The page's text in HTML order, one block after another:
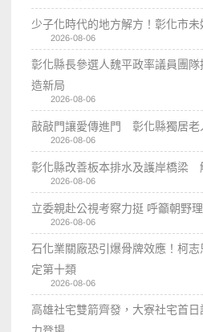
少子化時代的地方解方！彰化市
2026-08-06
彰化縣長參選人魏平政率議員團
造新局
2026-08-06
敲敲門讓愛傳進門 彰化縣獨居老
2026-08-06
彰化縣改善板本排水及護岸橋梁
2026-08-06
立委親赴公視考察力挺 呼籲朝野
2026-08-06
石化業關廠恐引爆骨牌效應！柯
定第十類
2026-08-06
高雄社宅雙箭齊發，大寮社宅首